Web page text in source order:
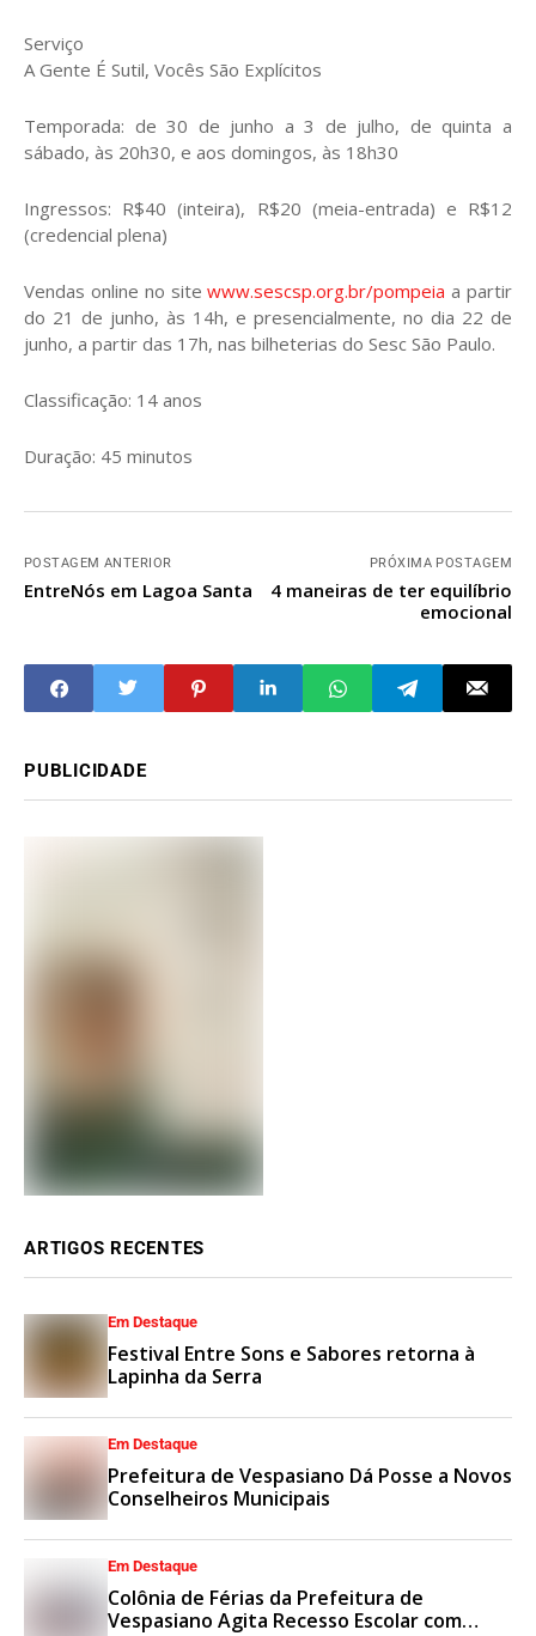
Serviço
A Gente É Sutil, Vocês São Explícitos
Temporada: de 30 de junho a 3 de julho, de quinta a
sábado, às 20h30, e aos domingos, às 18h30
Ingressos: R$40 (inteira), R$20 (meia-entrada) e R$12
(credencial plena)
Vendas online no sitewww.sescsp.org.br/pompeia a partir
do 21 de junho, às 14h, e presencialmente, no dia 22 de
junho, a partir das 17h, nas bilheterias do Sesc São Paulo.
Classificação: 14 anos
Duração: 45 minutos
POSTAGEM ANTERIOR
EntreNós em Lagoa Santa
PRÓXIMA POSTAGEM
4 maneiras de ter equilíbrio
emocional
PUBLICIDADE
ARTIGOS RECENTES
Em Destaque
Festival Entre Sons e Sabores retorna à
Lapinha da Serra
Em Destaque
Prefeitura de Vespasiano Dá Posse a Novos
Conselheiros Municipais
Em Destaque
Colônia de Férias da Prefeitura de
Vespasiano Agita Recesso Escolar com